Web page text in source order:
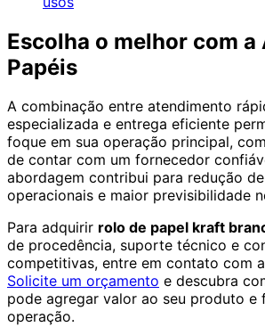
Escolha o melhor com a
Papéis
A combinação entre atendimento
especializada e entrega eficiente
foque em sua operação principal,
de contar com um fornecedor
abordagem contribui para redução
operacionais e maior previsibilidade
Para adquirir rolo de papel kraft
de procedência, suporte técnico e
competitivas, entre em contato com
Solicite um orçamento e descubra
pode agregar valor ao seu produto e
operação.